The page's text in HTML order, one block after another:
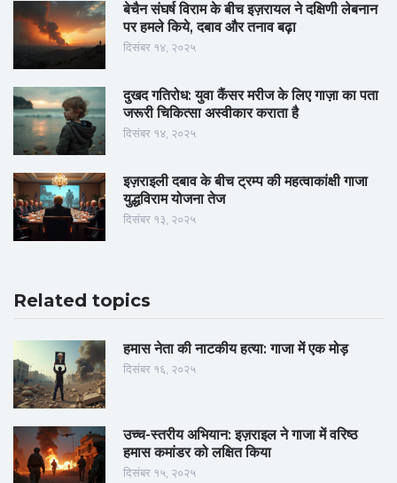
बेचैन संघर्ष विराम के बीच इज़रायल ने दक्षिणी लेबनान
पर हमले किये, दबाव और तनाव बढ़ा
दिसंबर १४, २०२५
दुखद गतिरोध: युवा कैंसर मरीज के लिए गाज़ा का पता
जरूरी चिकित्सा अस्वीकार कराता है
दिसंबर १४, २०२५
इज़राइली दबाव के बीच ट्रम्प की महत्वाकांक्षी गाजा
युद्धविराम योजना तेज
दिसंबर १३, २०२५
Related topics
हमास नेता की नाटकीय हत्या: गाजा में एक मोड़
दिसंबर १६, २०२५
उच्च-स्तरीय अभियान: इज़राइल ने गाजा में वरिष्ठ
हमास कमांडर को लक्षित किया
दिसंबर १५, २०२५